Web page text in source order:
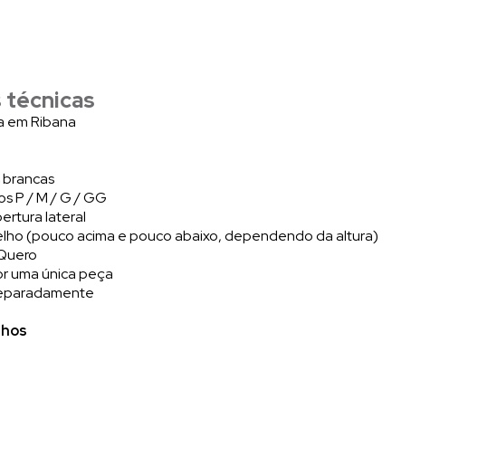
técnicas
em Ribana
brancas
P / M / G / GG
lateral
(pouco acima e pouco abaixo, dependendo da altura)
uma única peça